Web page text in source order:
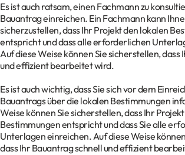
Es ist auch ratsam, einen Fachmann zu
Bauantrag einreichen. Ein Fachmann kann
sicherzustellen, dass Ihr Projekt den lokalen
entspricht und dass alle erforderlichen
Auf diese Weise können Sie sicherstellen, dass
und effizient bearbeitet wird.
Es ist auch wichtig, dass Sie sich vor dem
Bauantrags über die lokalen Bestimmungen
Weise können Sie sicherstellen, dass Ihr
Bestimmungen entspricht und dass Sie alle
Unterlagen einreichen. Auf diese Weise
dass Ihr Bauantrag schnell und effizient